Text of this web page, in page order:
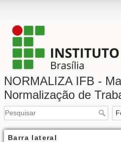
NORMALIZA IFB -
Normalização de
Barra lateral